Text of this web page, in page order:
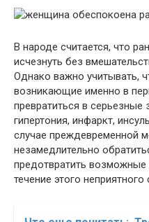
В народе считается, что
исчезнуть без
Однако важно учитывать,
возникающие именно в
превратиться в серьезные
гипертония, инфаркт,
случае преждевременной
незамедлительно
предотвратить возможные
течение этого неприятного